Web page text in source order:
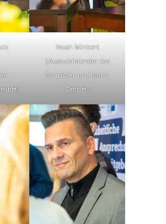
Noah Mintert
(Auszubildender bei
Schröder und Sohn
GmbH)